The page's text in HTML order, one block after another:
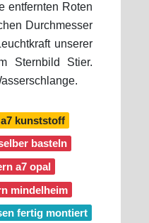
entfernten Roten
Durchmesser
unserer
Sternbild Stier.
kunststoff
basteln
a7 opal
mindelheim
fertig montiert